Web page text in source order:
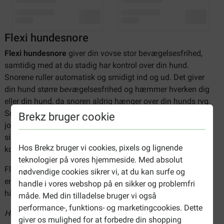
Brekz bruger cookie
Hos Brekz bruger vi cookies, pixels og lignende
teknologier på vores hjemmeside. Med absolut
nødvendige cookies sikrer vi, at du kan surfe og
handle i vores webshop på en sikker og problemfri
måde. Med din tilladelse bruger vi også
performance-, funktions- og marketingcookies. Dette
giver os mulighed for at forbedre din shopping
Flexi hundesnore
Flexi hundesnore giver din vovse stor bevægelsesfrihed,
samtidig med at du stadig har kontrol over din hund.
Snorene ruller automatisk og smidigt ind og ud. Det giver
din hund større bevægelsesfrihed og hæmmer hverken dig
eller din hund, da snoren aldrig hænger over din hunds ryg.
Snoren bliver heller ikke nemt snavset, da den ikke rører
jorden. Takket være den praktiske stopknap kan du så at
sige låse rullesystemet, når du ønsker, at din hund går i en
kortere snor.
Flexi hundesnorene er fremstillet af solidt kunststof og har
en krog til at klipse på halsbåndet. De har alle et behageligt
håndtag med et godt greb og de er robuste og slidstærke.
Hos Brekz kan du bestille billige Flexi hundesnore. Tjek